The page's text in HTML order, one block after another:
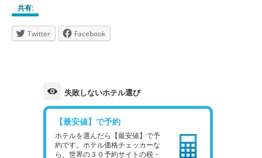
共有:
Twitter Facebook
失敗しないホテル選び
【最安値】で予約
ホテルを選んだら【最安値】で予
約です。ホテル価格チェッカーな
ら、世界の３０予約サイトの税・